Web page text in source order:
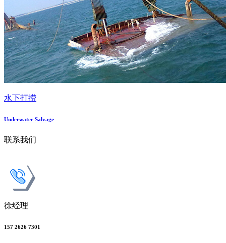
水下打捞
Underwater Salvage
联系我们
徐经理
157 2626 7301